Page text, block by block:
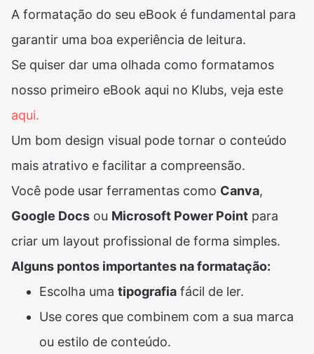
A formatação do seu eBook é fundamental para
garantir uma boa experiência de leitura.
Se quiser dar uma olhada como formatamos
nosso primeiro eBook aqui no Klubs, veja este
aqui.
Um bom design visual pode tornar o conteúdo
mais atrativo e facilitar a compreensão.
Você pode usar ferramentas como Canva,
Google Docs ou Microsoft Power Point para
criar um layout profissional de forma simples.
Alguns pontos importantes na formatação:
Escolha uma tipografia fácil de ler.
Use cores que combinem com a sua marca
ou estilo de conteúdo.